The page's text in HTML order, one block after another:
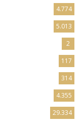
4.774
5.013
2
117
314
4.355
29.334